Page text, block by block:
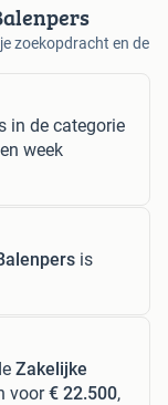
zoekopdracht en de
in de categorie
week
is
Zakelijke
voor€ 22.500,